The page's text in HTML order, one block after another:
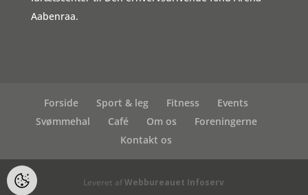
Aabenraa.
Forside Sport & leg Fitness
Events
Svømmehal
Café Om os
Foreningerne
Kontakt os
Leveret afWebbureauet Infoserv